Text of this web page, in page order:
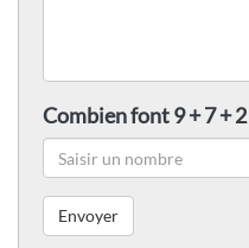
Combien font 9 + 7 + 2